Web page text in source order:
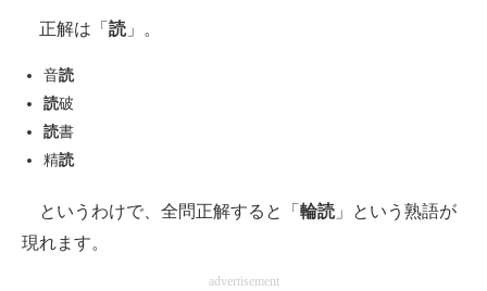
モノづくり技術者専門サイト
エレクトロニクス専門サイト
電子設計の基本と応用
建設×テクノロジーの最前線
正解は「 読」。
音読
読破
読書
精読
というわけで、全問正解すると「 輪読」という熟語が
現れます。
advertisement